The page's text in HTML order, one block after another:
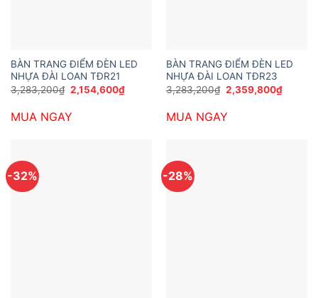
BÀN TRANG ĐIỂM ĐÈN LED
NHỰA ĐÀI LOAN TĐR21
3,283,200₫ Giá
gốc
3,283,200₫.
2,154,600₫Giá
hiện
MUA NGAY
BÀN TRANG ĐIỂM ĐÈN LED
NHỰA ĐÀI LOAN TĐR23
3,283,200₫ Giá
gốc
3,283,200₫.
2,359,800₫Giá
hiện
MUA NGAY
-32% -28%